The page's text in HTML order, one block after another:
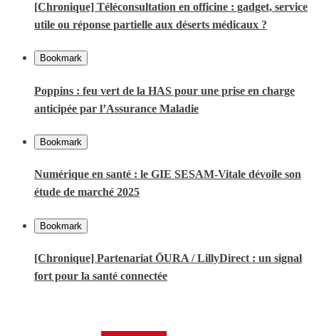
[Chronique] Téléconsultation en officine : gadget, service
utile ou réponse partielle aux déserts médicaux ?
Bookmark
Poppins : feu vert de la HAS pour une prise en charge
anticipée par l’Assurance Maladie
Bookmark
Numérique en santé : le GIE SESAM-Vitale dévoile son
étude de marché 2025
Bookmark
[Chronique] Partenariat ŌURA / LillyDirect : un signal
fort pour la santé connectée